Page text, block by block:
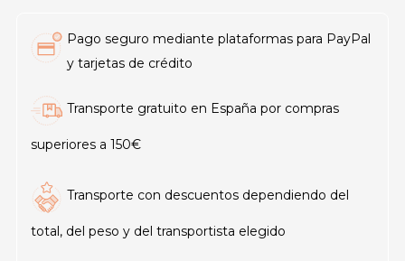
Pago seguro mediante plataformas para PayPal
y tarjetas de crédito
Transporte gratuito en España por compras
superiores a 150€
Transporte con descuentos dependiendo del
total, del peso y del transportista elegido